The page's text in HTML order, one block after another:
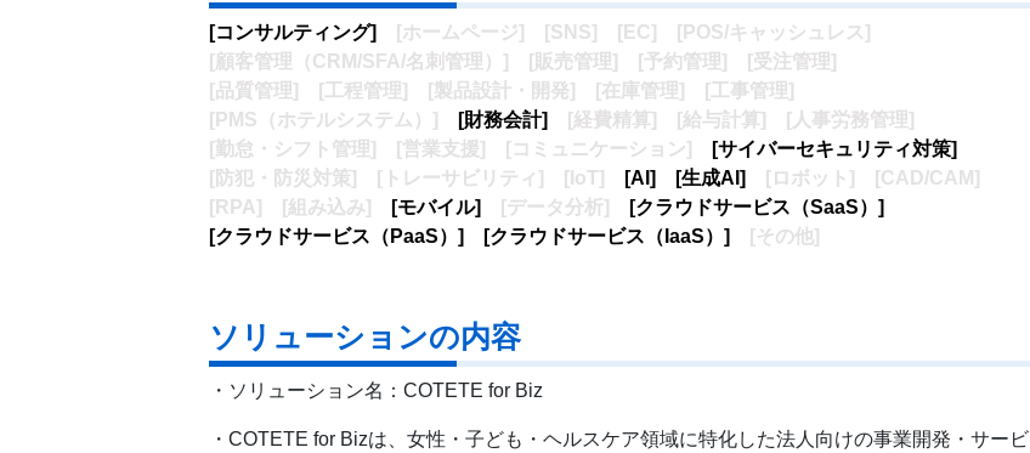
[コンサルティング] [ホームページ] [SNS] [EC]
[POS/キャッシュレス]
[顧客管理（CRM/SFA/名刺管理）]
[販売管理] [予約管理]
[受注管理]
[品質管理]
[工程管理] [製品設計・ 開発] [在庫管理]
[工事管理]
[PMS（ホテルシステム）]
[財務会計] [経費精算] [給与計算]
[人事労務管理]
[勤怠・シフト管理]
[営業支援] [コミュニケーション]
[サイバーセキュリティ対策]
[防犯・防災対策]
[トレーサビリティ] [IoT] [AI] [生成AI] [ロボット]
[CAD/CAM]
[RPA]
[組み込み] [モバイル] [データ分析]
[クラウドサービス（SaaS）]
[クラウドサービス（PaaS）]
[クラウドサービス（IaaS）] [その他]
ソリューションの内容
・ソリューション名：COTETE for Biz
・COTETE for Bizは、女性・子ども・ヘルスケア領域に特化した法人向けの事業開発・サービ